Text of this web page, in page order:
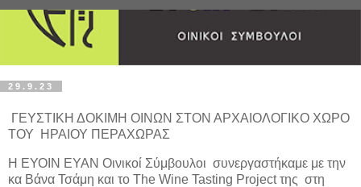
29.9.23
ΓΕΥΣΤΙΚΗ ΔΟΚΙΜΗ ΟΙΝΩΝ ΣΤΟΝ ΑΡΧΑΙΟΛΟΓΙΚΟ ΧΩΡΟ
ΤΟΥ ΗΡΑΙΟΥ ΠΕΡΑΧΩΡΑΣ
Η ΕΥΟΙΝ ΕΥΑΝ Οινικοί Σύμβουλοι συνεργαστήκαμε με την
κα Βάνα Τσάμη και το The Wine Tasting Project της στη